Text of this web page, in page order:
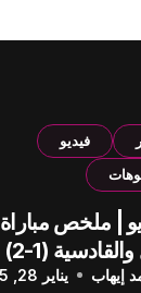
فيديو
| ملخص مباراة
الهلال والقادسية (1-2)
السعودي
إيهاب يناير 28, 2025